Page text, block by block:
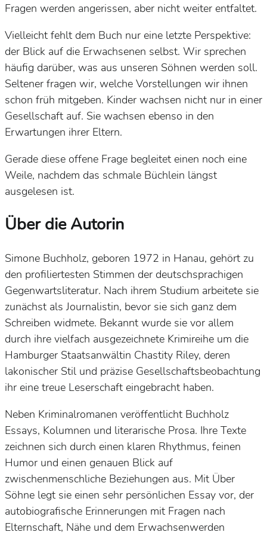
Fragen werden angerissen, aber nicht weiter entfaltet.
Vielleicht fehlt dem Buch nur eine letzte Perspektive:
der Blick auf die Erwachsenen selbst. Wir sprechen
häufig darüber, was aus unseren Söhnen werden soll.
Seltener fragen wir, welche Vorstellungen wir ihnen
schon früh mitgeben. Kinder wachsen nicht nur in einer
Gesellschaft auf. Sie wachsen ebenso in den
Erwartungen ihrer Eltern.
Gerade diese offene Frage begleitet einen noch eine
Weile, nachdem das schmale Büchlein längst
ausgelesen ist.
Über die Autorin
Simone Buchholz, geboren 1972 in Hanau, gehört zu
den profiliertesten Stimmen der deutschsprachigen
Gegenwartsliteratur. Nach ihrem Studium arbeitete sie
zunächst als Journalistin, bevor sie sich ganz dem
Schreiben widmete. Bekannt wurde sie vor allem
durch ihre vielfach ausgezeichnete Krimireihe um die
Hamburger Staatsanwältin Chastity Riley, deren
lakonischer Stil und präzise Gesellschaftsbeobachtung
ihr eine treue Leserschaft eingebracht haben.
Neben Kriminalromanen veröffentlicht Buchholz
Essays, Kolumnen und literarische Prosa. Ihre Texte
zeichnen sich durch einen klaren Rhythmus, feinen
Humor und einen genauen Blick auf
zwischenmenschliche Beziehungen aus. Mit Über
Söhne legt sie einen sehr persönlichen Essay vor, der
autobiografische Erinnerungen mit Fragen nach
Elternschaft, Nähe und dem Erwachsenwerden